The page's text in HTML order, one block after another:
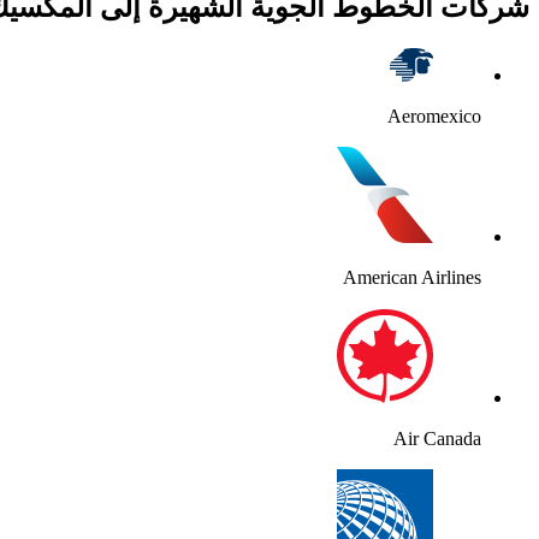
شركات الخطوط الجوية الشهيرة إلى
Aeromexico
American Airlines
Air Canada